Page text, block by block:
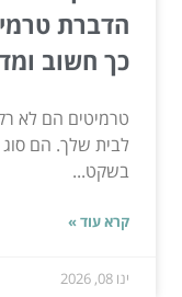
הדברת
כך חשוב
טרמיטים הם לא
לבית שלך. הם סוג
בשקט...
קרא עוד »
ינו 08, 2026